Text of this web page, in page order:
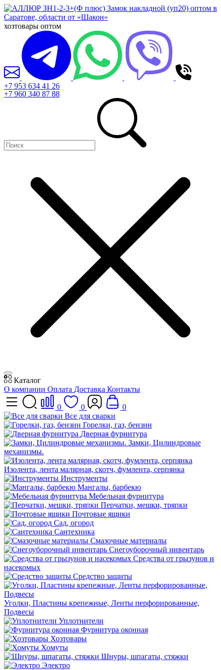
хозтовары оптом
+7 953 634 41 26
+7 960 340 87 88
Каталог
О компании Оплата Доставка Контакты
0 0
0
Все для сварки
Горелки, газ, бензин
Дверная фурнитура
Замки, Цилиндровые
механизмы.
Изолента, лента малярная, скотч, фумлента, серпянка
Инструменты
Мангалы, барбекю
Мебельная фурнитура
Перчатки, мешки, тряпки
Почтовые ящики
Сад, огород
Сантехника
Смазочные материалы
Снегоуборочный инвентарь
Средства от грызунов и
насекомых
Средство защиты
Уголки, Пластины крепежные, Ленты перфорированные,
Подвесы
Уплотнители
Фурнитура оконная
Хозтовары
Хомуты
Шнуры, шпагаты, стяжки
Электро